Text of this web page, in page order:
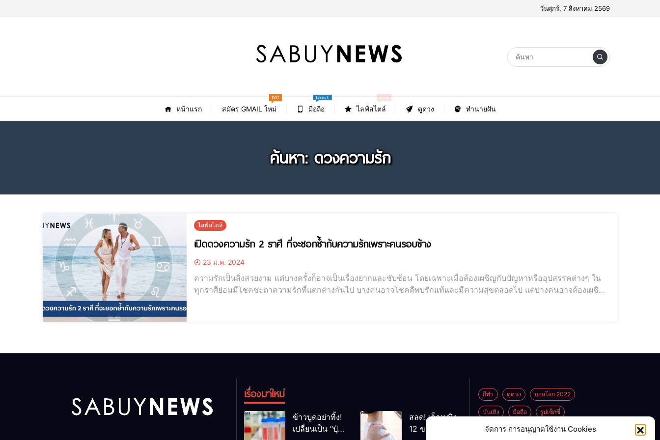
จัดการ การอนุญาตใช้งาน Cookies
วันศุกร์, 7 สิงหาคม 2569
หน้าแรก สมัคร GMAIL ใหม่
hot
มือถือ
best
ไลฟ์สไตล์
new
ดูดวง ทำนายฝัน
ค้นหา: ดวงความรัก
ไลฟ์สไตล์
เปิดดวงความรัก 2 ราศี ที่จะชอกช้ำกับความรักเพราะคนรอบข้าง
23 ม.ค. 2024
ความรักเป็นสิ่งสวยงาม แต่บางครั้งก็อาจเป็นเรื่องยากและซับซ้อน โดยเฉพาะเมื่อต้องเผชิญกับปัญหาหรืออุปสรรคต่างๆ ใน
ทุกราศีย่อมมีโชคชะตาความรักที่แตกต่างกันไป บางคนอาจโชคดีพบรักแท้และมีความสุขตลอดไป แต่บางคนอาจต้องเผชิญ
เรื่องมาใหม่
ข้าวบูดอย่าทิ้ง!
เปลี่ยนเป็น “ปุ๋ย
สลด! เด็กหญิง
12 ขวบ ถูกพ่อ
กีฬา ดูดวง บอลโลก 2022
บันเทิง มือถือ รูปเซ็กซี่
ไลฟ์สไตล์